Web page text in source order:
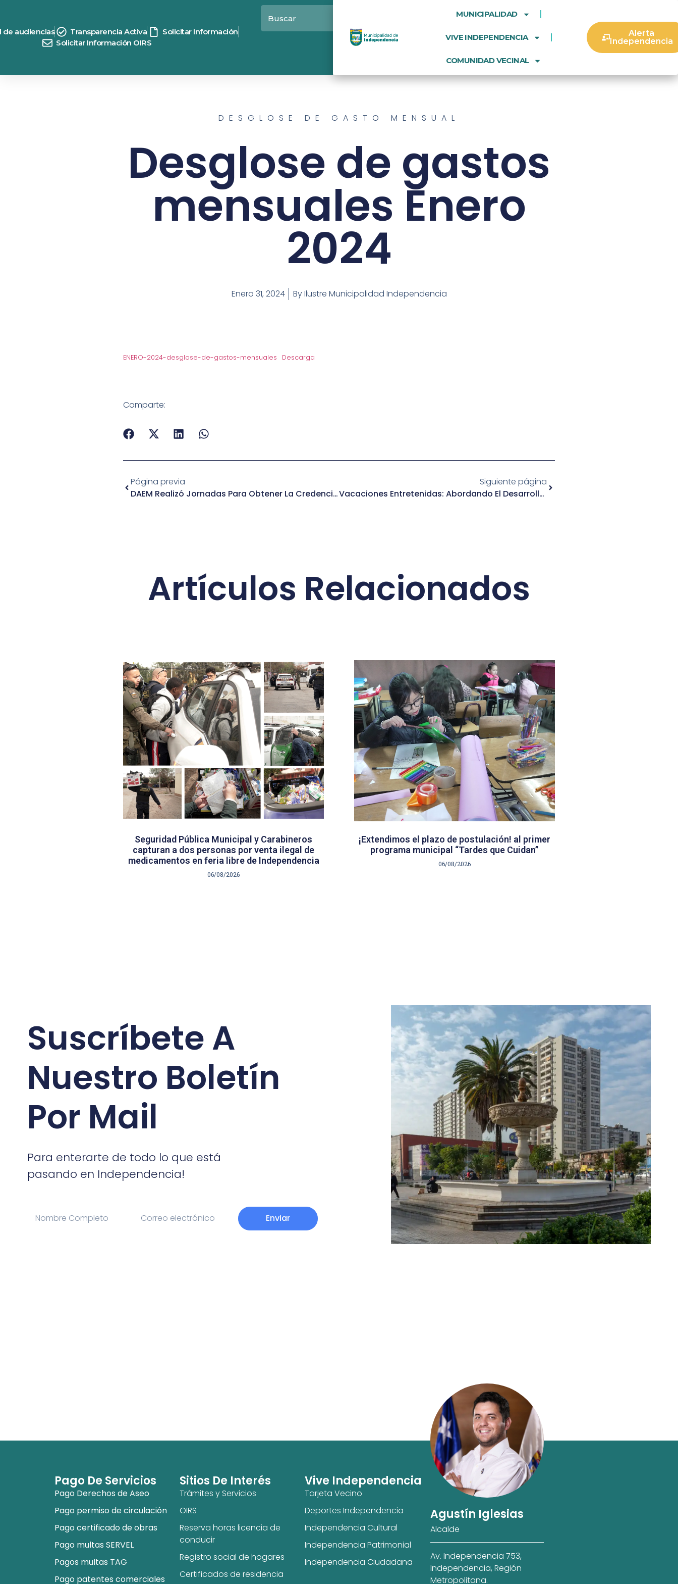
de audiencias Transparencia Activa
Solicitar Información
Solicitar Información OIRS
MUNICIPALIDAD
VIVE INDEPENDENCIA
COMUNIDAD VECINAL
Alerta
Independencia
DESGLOSE DE GASTO MENSUAL
Desglose de gastos
mensuales Enero
2024
Enero 31, 2024 ByIlustre Municipalidad Independencia
ENERO-2024-desglose-de-gastos-mensuales Descarga
Comparte:
Página previa
DAEM Realizó Jornadas Para Obtener La Credencial Del Registro Nacional De Discapacidad
Siguiente página
Vacaciones Entretenidas: Abordando El Desarrollo Socioemocional En Niñas, Niños Y Jóvenes
Artículos Relacionados
Seguridad Pública Municipal y Carabineros
capturan a dos personas por venta ilegal de
medicamentos en feria libre de Independencia
06/08/2026
¡Extendimos el plazo de postulación! al primer
programa municipal “Tardes que Cuidan”
06/08/2026
Suscríbete A
Nuestro Boletín
Por Mail
Para enterarte de todo lo que está
pasando en Independencia!
Enviar
Pago De Servicios
Pago Derechos de Aseo
Pago permiso de circulación
Pago certificado de obras
Pago multas SERVEL
Pagos multas TAG
Pago patentes comerciales
Sitios De Interés
Trámites y Servicios
OIRS
Reserva horas licencia de
conducir
Registro social de hogares
Certificados de residencia
Vive Independencia
Tarjeta Vecino
Deportes Independencia
Independencia Cultural
Independencia Patrimonial
Independencia Ciudadana
Agustín Iglesias
Alcalde
Av. Independencia 753,
Independencia, Región
Metropolitana.